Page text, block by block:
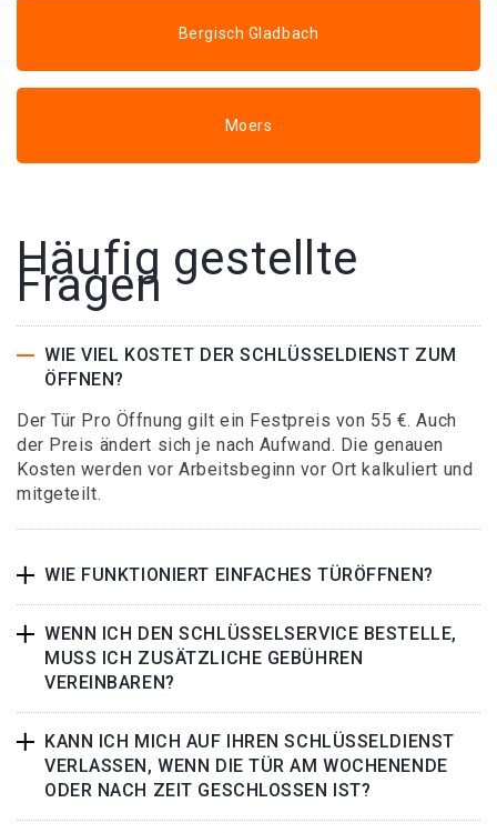
Bergisch Gladbach
Moers
Häufig gestellte
Fragen
WIE VIEL KOSTET DER SCHLÜSSELDIENST ZUM
ÖFFNEN?
Der Tür Pro Öffnung gilt ein Festpreis von 55 €. Auch
der Preis ändert sich je nach Aufwand. Die genauen
Kosten werden vor Arbeitsbeginn vor Ort kalkuliert und
mitgeteilt.
WIE FUNKTIONIERT EINFACHES TÜRÖFFNEN?
WENN ICH DEN SCHLÜSSELSERVICE BESTELLE,
MUSS ICH ZUSÄTZLICHE GEBÜHREN
VEREINBAREN?
KANN ICH MICH AUF IHREN SCHLÜSSELDIENST
VERLASSEN, WENN DIE TÜR AM WOCHENENDE
ODER NACH ZEIT GESCHLOSSEN IST?